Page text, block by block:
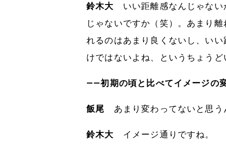
鈴木大 いい距離感なんじゃない
じゃないですか（笑）。あまり
れるのはあまり良くないし、い
けではないよね、というちょう
――初期の頃と比べてイメージの
飯尾 あまり変わってないと思う
鈴木大 イメージ通りですね。